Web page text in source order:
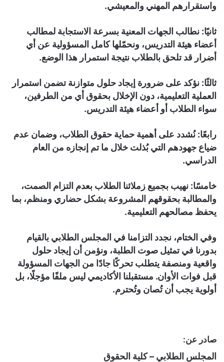
واستقرارهم المهني والمعيشي.
ثانيًا: نطالب الجهات المعنية بسرعة الاستجابة لمطالب
أعضاء هيئة التدريس، ونحمّلها كامل المسؤولية عن أي
أضرار قد تلحق بالطلاب نتيجة استمرار هذا الوضع.
ثالثًا: نؤكد على ضرورة إيجاد حلول متوازنة تضمن استمرار
العملية التعليمية، دون الإخلال بحقوق أي من الطرفين،
سواء الطلاب أو أعضاء هيئة التدريس.
رابعًا: نُشدد على أهمية حماية حقوق الطلاب، وضمان عدم
ضياع جهودهم التي بُذلت خلال ما تم إنجازه من العام
الدراسي.
خامسًا: نهيب بجميع زملائنا الطلاب بعدم التزام الصمت،
والمطالبة بحقوقهم المشروعة بشكل حضاري ومنظم، بما
يحفظ مصالحهم التعليمية.
وفي الختام، نجدد التزامنا في المجلس الطلابي بالقيام
بدورنا في تمثيل صوت الطلبة، ونؤمن أن إيجاد حلول
واقعية ومنصفة يتطلب تحركًا جادًا من الجهات المسؤولة
قبل فوات الأوان. مستقبلنا الأكاديمي ليس ملفًا مؤجلًا، بل
أولوية يجب أن تُصان وتُحترم.
صادر عن:
المجلس الطلابي – كلية الحقوق